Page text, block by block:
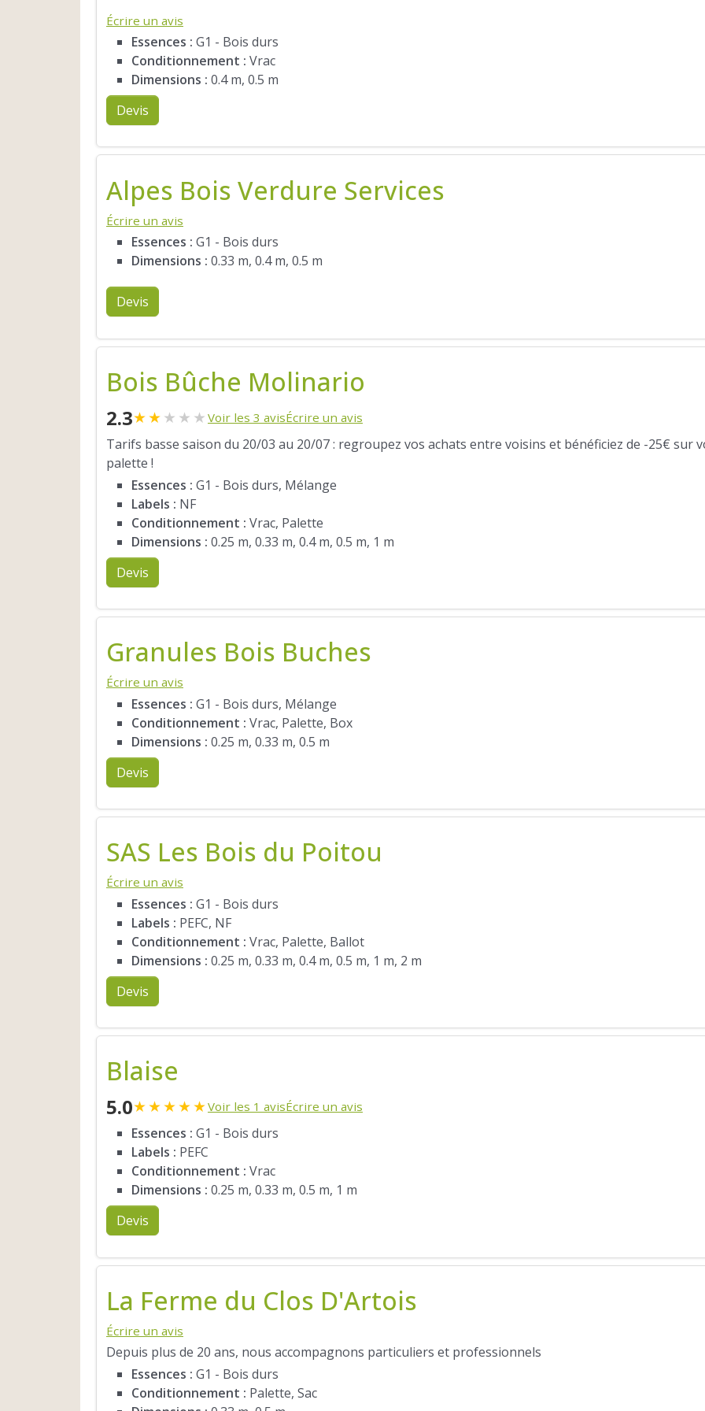
Écrire un avis
Essences : G1 - Bois durs
Conditionnement : Vrac
Dimensions : 0.4 m, 0.5 m
Devis
Alpes Bois Verdure Services
Écrire un avis
Essences : G1 - Bois durs
Dimensions : 0.33 m, 0.4 m, 0.5 m
Devis
Bois Bûche Molinario
2.3★★★ ★ ★ Voir les 3 avisÉcrire un avis
Tarifs basse saison du 20/03 au 20/07 : regroupez vos achats entre voisins et bénéficiez de -25€ sur
palette !
Essences : G1 - Bois durs, Mélange
Labels : NF
Conditionnement : Vrac, Palette
Dimensions : 0.25 m, 0.33 m, 0.4 m, 0.5 m, 1 m
Devis
Granules Bois Buches
Écrire un avis
Essences : G1 - Bois durs, Mélange
Conditionnement : Vrac, Palette, Box
Dimensions : 0.25 m, 0.33 m, 0.5 m
Devis
SAS Les Bois du Poitou
Écrire un avis
Essences : G1 - Bois durs
Labels : PEFC, NF
Conditionnement : Vrac, Palette, Ballot
Dimensions : 0.25 m, 0.33 m, 0.4 m, 0.5 m, 1 m, 2 m
Devis
Blaise
5.0★★★★★Voir les 1 avisÉcrire un avis
Essences : G1 - Bois durs
Labels : PEFC
Conditionnement : Vrac
Dimensions : 0.25 m, 0.33 m, 0.5 m, 1 m
Devis
La Ferme du Clos D'Artois
Écrire un avis
Depuis plus de 20 ans, nous accompagnons particuliers et professionnels
Essences : G1 - Bois durs
Conditionnement : Palette, Sac